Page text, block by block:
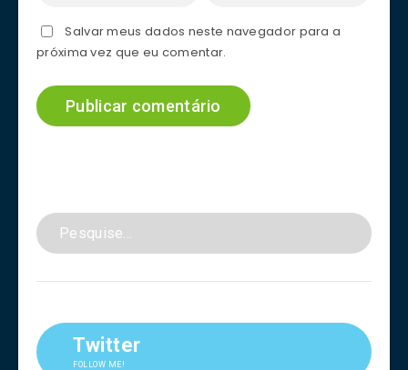
Salvar meus dados neste navegador para a
próxima vez que eu comentar.
Twitter
FOLLOW ME!